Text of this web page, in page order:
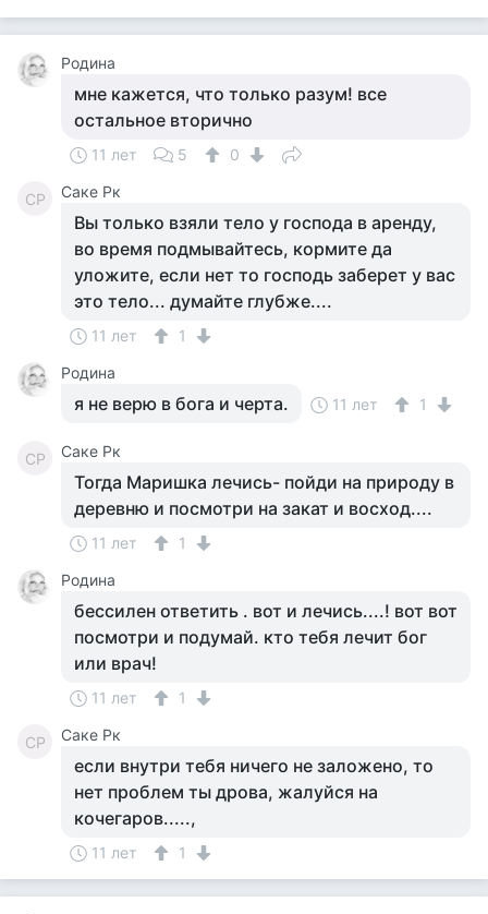
Родина
мне кажется, что только разум! все
остальное вторично
11 лет 5 0
СР Саке Рк
Вы только взяли тело у господа в аренду,
во время подмывайтесь, кормите да
уложите, если нет то господь заберет у вас
это тело... думайте глубже....
11 лет
1
Родина
я не верю в бога и черта. 11 лет 1
СР Саке Рк
Тогда Маришка лечись- пойди на природу в
деревню и посмотри на закат и восход....
11 лет
1
Родина
бессилен ответить . вот и лечись....! вот вот
посмотри и подумай. кто тебя лечит бог
или врач!
11 лет 1
СР Саке Рк
если внутри тебя ничего не заложено, то
нет проблем ты дрова, жалуйся на
кочегаров.....,
11 лет 1